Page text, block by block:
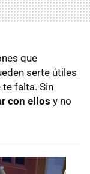
que
serte útiles
te falta. Sin
con ellos y no